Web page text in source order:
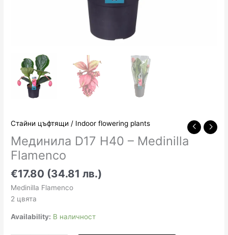
Стайни цъфтящи / Indoor flowering plants
Мединила D17 H40 – Medinilla
Flamenco
€17.80 (34.81 лв.)
Medinilla Flamenco
2 цвята
Availability: В наличност